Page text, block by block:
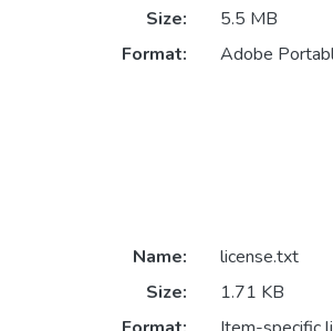
Size:
5.5 MB
Format:
Adobe
Name:
license.txt
Size:
1.71 KB